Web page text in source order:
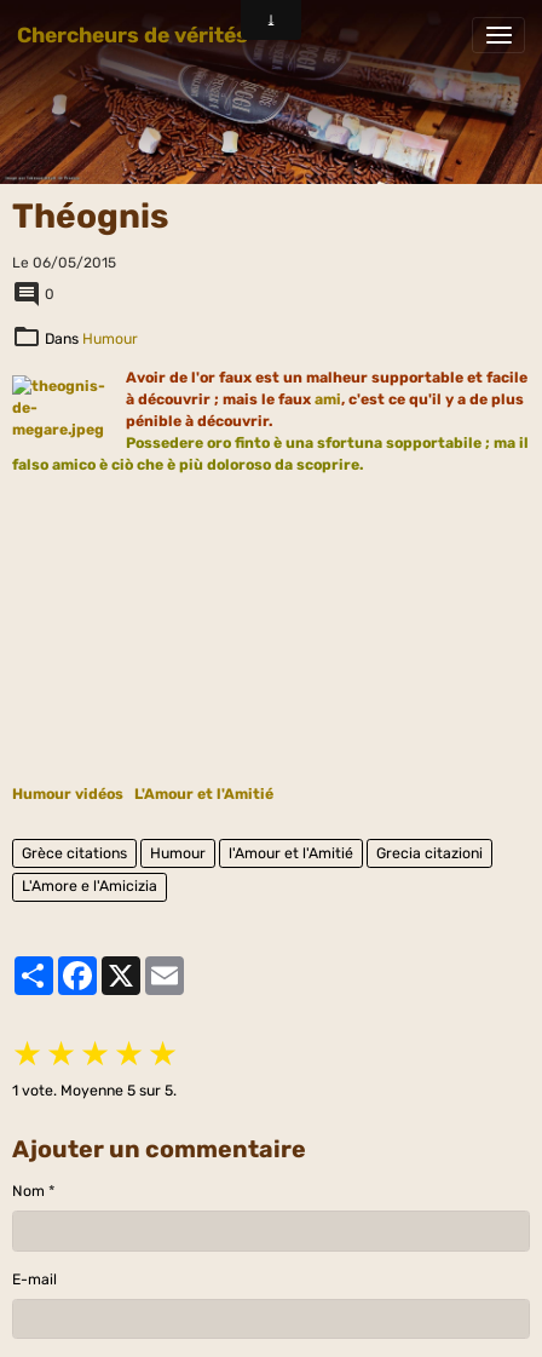
Chercheurs de vérités
Théognis
Le 06/05/2015
0
Dans Humour
Avoir de l'or faux est un malheur supportable et facile
à découvrir ; mais le faux ami, c'est ce qu'il y a de plus
pénible à découvrir.
Possedere oro finto è una sfortuna sopportabile ; ma il
falso amico è ciò che è più doloroso da scoprire.
Humour vidéos L'Amour et l'Amitié
Grèce citations Humour l'Amour et l'Amitié
Grecia citazioni
L'Amore e l'Amicizia
PartagerFacebook
★ ★ ★ ★ ★
1 vote. Moyenne 5 sur 5.
Ajouter un commentaire
Nom
E-mail